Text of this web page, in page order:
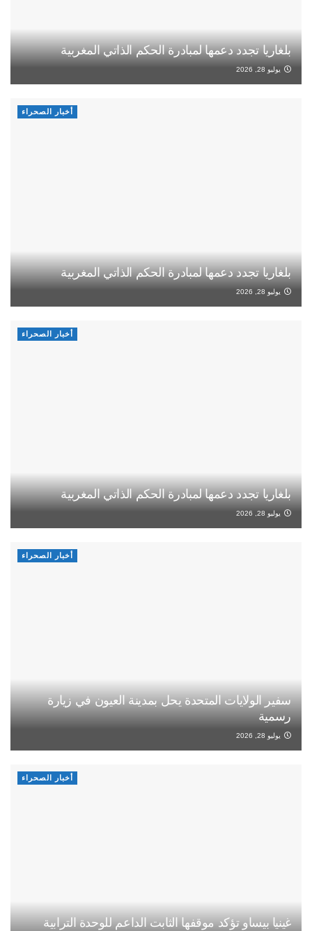
بلغاريا تجدد دعمها لمبادرة الحكم الذاتي المغربية
يوليو 28, 2026
أخبار الصحراء
بلغاريا تجدد دعمها لمبادرة الحكم الذاتي المغربية
يوليو 28, 2026
أخبار الصحراء
بلغاريا تجدد دعمها لمبادرة الحكم الذاتي المغربية
يوليو 28, 2026
أخبار الصحراء
سفير الولايات المتحدة يحل بمدينة العيون في زيارة
رسمية
يوليو 28, 2026
أخبار الصحراء
غينيا بيساو تؤكد موقفها الثابت الداعم للوحدة الترابية